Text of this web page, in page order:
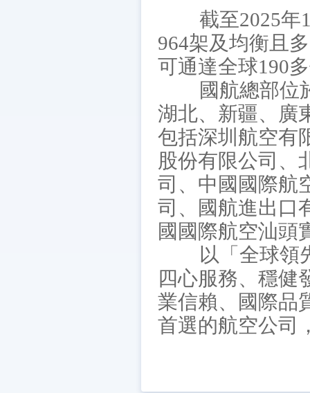
截至2025年12
964架及均衡且
可通達全球190
國航總部位於
湖北、新疆、廣
包括深圳航空有
股份有限公司、
司、中國國際航
司、國航進出口
國國際航空汕頭
以「全球領先
四心服務、穩健
業信賴、國際品
首選的航空公司